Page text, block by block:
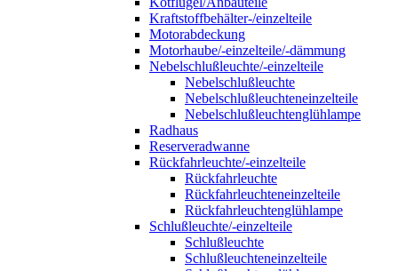
Kraftstoffbehälter-/einzelteile
Motorabdeckung
Motorhaube/-einzelteile/-dämmung
Nebelschlußleuchte/-einzelteile
Nebelschlußleuchte
Nebelschlußleuchteneinzelteile
Nebelschlußleuchtenglühlampe
Radhaus
Reserveradwanne
Rückfahrleuchte/-einzelteile
Rückfahrleuchte
Rückfahrleuchteneinzelteile
Rückfahrleuchtenglühlampe
Schlußleuchte/-einzelteile
Schlußleuchte
Schlußleuchteneinzelteile